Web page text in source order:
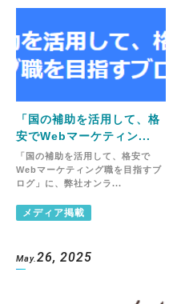
「国の補助を活用して、格
安でWebマーケティン...
「国の補助を活用して、格安で
Webマーケティング職を目指すブ
ログ」に、弊社オンラ...
メディア掲載
May. 26, 2025